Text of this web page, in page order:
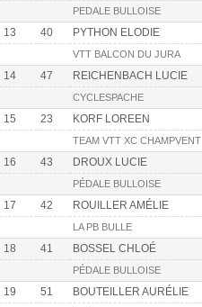
PEDALE BULLOISE
13 40 PYTHON ELODIE
VTT BALCON DU JURA
14 47 REICHENBACH LUCIE
CYCLESPACHE
15 23 KORF LOREEN
TEAM VTT XC CHAMPVENT
16 43 DROUX LUCIE
PÉDALE BULLOISE
17 42 ROUILLER AMÉLIE
LA PB BULLE
18 41 BOSSEL CHLOÉ
PÉDALE BULLOISE
19 51 BOUTEILLER AURÉLIE